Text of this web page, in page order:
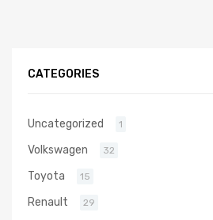
CATEGORIES
Uncategorized 1
Volkswagen 32
Toyota 15
Renault 29